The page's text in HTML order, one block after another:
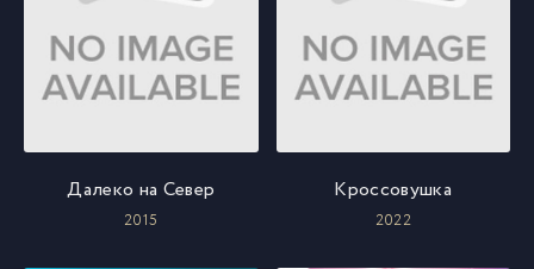
Далеко на Север
2015
Кроссовушка
2022